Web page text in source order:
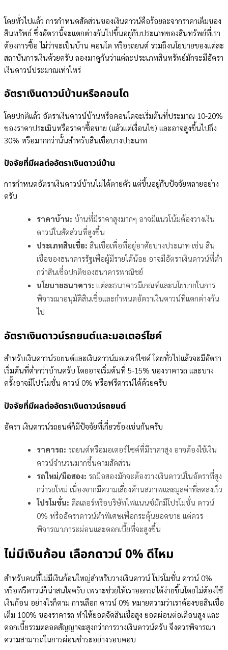
โดยทั่วไปแล้ว การกำหนดสัดส่วนของเงินดาวน์คือร้อยละจากราคาเต็มของ
สินทรัพย์ ซึ่งอัตรานี้จะแตกต่างกันไปขึ้นอยู่กับประเภทของสินทรัพย์ที่เรา
ต้องการซื้อ ไม่ว่าจะเป็นบ้าน คอนโด หรือรถยนต์ รวมถึงนโยบายของแต่ละ
สถาบันการเงินด้วยครับ ลองมาดูกันว่าแต่ละประเภทสินทรัพย์มักจะมีอัตรา
เงินดาวน์ประมาณเท่าไหร่
อัตราเงินดาวน์บ้านหรือคอนโด
โดยปกติแล้ว อัตราเงินดาวน์บ้านหรือคอนโดจะเริ่มต้นที่ประมาณ 10-20%
ของราคาประเมินหรือราคาซื้อขาย (แล้วแต่เงื่อนไข) และอาจสูงขึ้นไปถึง
30% หรือมากกว่านั้นสำหรับสินเชื่อบางประเภท
ปัจจัยที่มีผลต่ออัตราเงินดาวน์บ้าน
การกำหนดอัตราเงินดาวน์บ้านไม่ได้ตายตัว แต่ขึ้นอยู่กับปัจจัยหลายอย่าง
ครับ
ราคาบ้าน: บ้านที่มีราคาสูงมากๆ อาจมีแนวโน้มต้องวางเงิน
ดาวน์ในสัดส่วนที่สูงขึ้น
ประเภทสินเชื่อ: สินเชื่อเพื่อที่อยู่อาศัยบางประเภท เช่น สิน
เชื่อของธนาคารรัฐเพื่อผู้มีรายได้น้อย อาจมีอัตราเงินดาวน์ที่ต่ำ
กว่าสินเชื่อปกติของธนาคารพาณิชย์
นโยบายธนาคาร: แต่ละธนาคารมีเกณฑ์และนโยบายในการ
พิจารณาอนุมัติสินเชื่อและกำหนดอัตราเงินดาวน์ที่แตกต่างกัน
ไป
อัตราเงินดาวน์รถยนต์และมอเตอร์ไซค์
สำหรับเงินดาวน์รถยนต์และเงินดาวน์มอเตอร์ไซค์ โดยทั่วไปแล้วจะมีอัตรา
เริ่มต้นที่ต่ำกว่าบ้านครับ โดยอาจเริ่มต้นที่ 5-15% ของราคารถ และบาง
ครั้งอาจมีโปรโมชั่น ดาวน์ 0% หรือฟรีดาวน์ได้ด้วยครับ
ปัจจัยที่มีผลต่ออัตราเงินดาวน์รถยนต์
อัตรา เงินดาวน์รถยนต์ก็มีปัจจัยที่เกี่ยวข้องเช่นกันครับ
ราคารถ: รถยนต์หรือมอเตอร์ไซค์ที่มีราคาสูง อาจต้องใช้เงิน
ดาวน์จำนวนมากขึ้นตามสัดส่วน
รถใหม่/มือสอง: รถมือสองมักจะต้องวางเงินดาวน์ในอัตราที่สูง
กว่ารถใหม่ เนื่องจากมีความเสี่ยงด้านสภาพและมูลค่าที่ลดลงเร็ว
โปรโมชั่น: ดีลเลอร์หรือบริษัทไฟแนนซ์มักมีโปรโมชั่น ดาวน์
0% หรืออัตราดาวน์ต่ำพิเศษเพื่อกระตุ้นยอดขาย แต่ควร
พิจารณาภาระผ่อนและดอกเบี้ยที่จะสูงขึ้น
ไม่มีเงินก้อน เลือกดาวน์ 0% ดีไหม
สำหรับคนที่ไม่มีเงินก้อนใหญ่สำหรับวางเงินดาวน์ โปรโมชั่น ดาวน์ 0%
หรือฟรีดาวน์ก็น่าสนใจครับ เพราะช่วยให้เราออกรถได้ง่ายขึ้นโดยไม่ต้องใช้
เงินก้อน อย่างไรก็ตาม การเลือก ดาวน์ 0% หมายความว่าเราต้องขอสินเชื่อ
เต็ม 100% ของราคารถ ทำให้ยอดจัดสินเชื่อสูง ยอดผ่อนต่อเดือนสูง และ
ดอกเบี้ยรวมตลอดสัญญาจะสูงกว่าการวางเงินดาวน์ครับ จึงควรพิจารณา
ความสามารถในการผ่อนชำระอย่างรอบคอบ